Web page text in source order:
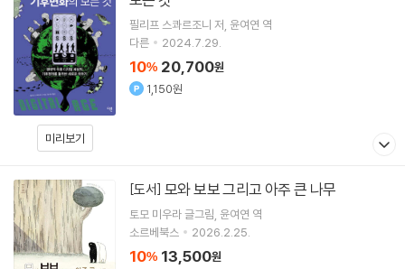
미리보기
필리프 스콰르조니 저 윤여연 역
다른
2024.7.29.
10% 20,700원
1,150원
[도서] 모와 보보 그리고 아주 큰 나무
토모 미우라글그림 윤여연 역
소르베북스
2026.2.25.
10% 13,500원